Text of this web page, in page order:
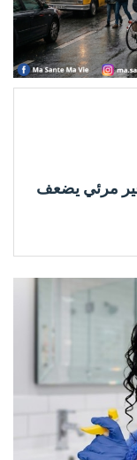
غير مرئي يضعف